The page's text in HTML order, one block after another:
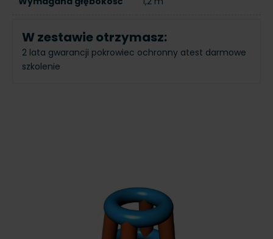
W zestawie otrzymasz:
2 lata gwarancji pokrowiec ochronny atest darmowe
szkolenie